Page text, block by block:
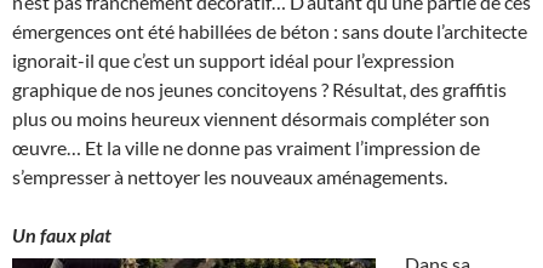
émergences ont été habillées de béton : sans doute l’architecte
ignorait-il que c’est un support idéal pour l’expression
graphique de nos jeunes concitoyens ? Résultat, des graffitis
plus ou moins heureux viennent désormais compléter son
œuvre… Et la ville ne donne pas vraiment l’impression de
s’empresser à nettoyer les nouveaux aménagements.
Un faux plat